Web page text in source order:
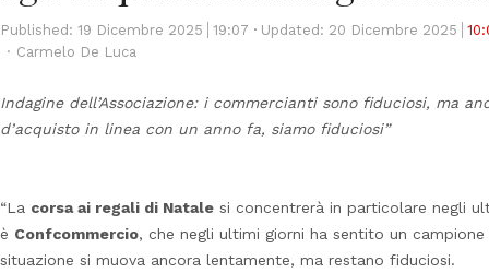
Published: 19 Dicembre 2025 19:07 Updated: 20 Dicembre 2025
Author
Carmelo De Luca
Indagine dell’Associazione: i commercianti sono fiduciosi, ma
d’acquisto in linea con un anno fa, siamo fiduciosi”
“La corsa ai regali di Natale si concentrerà in particolare negli
è Confcommercio, che negli ultimi giorni ha sentito un
situazione si muova ancora lentamente, ma restano fiduciosi.